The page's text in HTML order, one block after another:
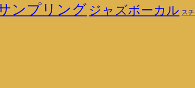
ンプリング ジャズボーカル ス